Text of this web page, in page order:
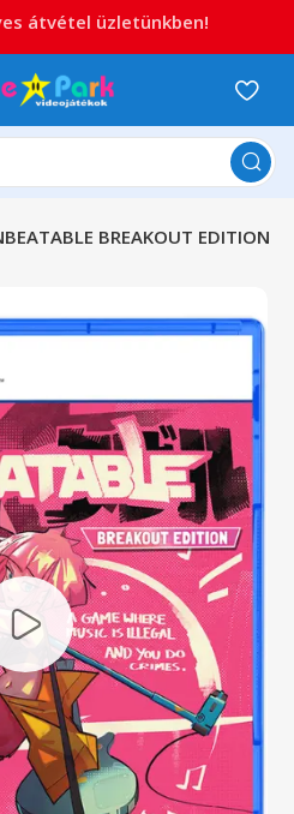
BREAKOUT EDITION
átvétel üzletünkben!